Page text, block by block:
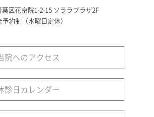
区花京院1-2-15 ソララプラザ2F
予約制（水曜日定休）
院へのアクセス
診日カレンダー